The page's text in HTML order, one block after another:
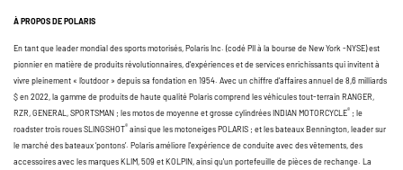
À PROPOS DE POLARIS
En tant que leader mondial des sports motorisés, Polaris Inc. (codé PII à la bourse de New York -NYSE) est
pionnier en matière de produits révolutionnaires, d'expériences et de services enrichissants qui invitent à
vivre pleinement « l’outdoor » depuis sa fondation en 1954. Avec un chiffre d’affaires annuel de 8,6 milliards
$ en 2022, la gamme de produits de haute qualité Polaris comprend les véhicules tout-terrain RANGER,
RZR, GENERAL, SPORTSMAN ; les motos de moyenne et grosse cylindrées INDIAN MOTORCYCLE® ; le
roadster trois roues SLINGSHOT® ainsi que les motoneiges POLARIS ; et les bateaux Bennington, leader sur
le marché des bateaux ‘pontons’. Polaris améliore l'expérience de conduite avec des vêtements, des
accessoires avec les marques KLIM, 509 et KOLPIN, ainsi qu'un portefeuille de pièces de rechange. La